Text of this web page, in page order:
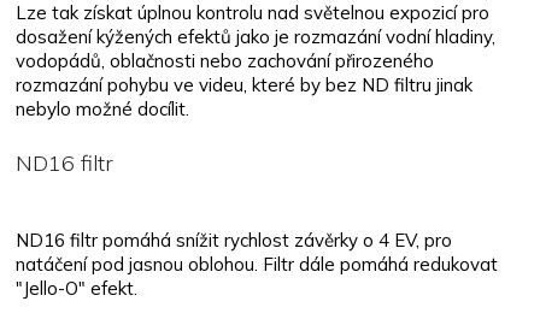
Lze tak získat úplnou kontrolu nad světelnou expozicí pro
dosažení kýžených efektů jako je rozmazání vodní hladiny,
vodopádů, oblačnosti nebo zachování přirozeného
rozmazání pohybu ve videu, které by bez ND filtru jinak
nebylo možné docílit.
ND16 filtr
ND16 filtr pomáhá snížit rychlost závěrky o 4 EV, pro
natáčení pod jasnou oblohou. Filtr dále pomáhá redukovat
"Jello-O" efekt.